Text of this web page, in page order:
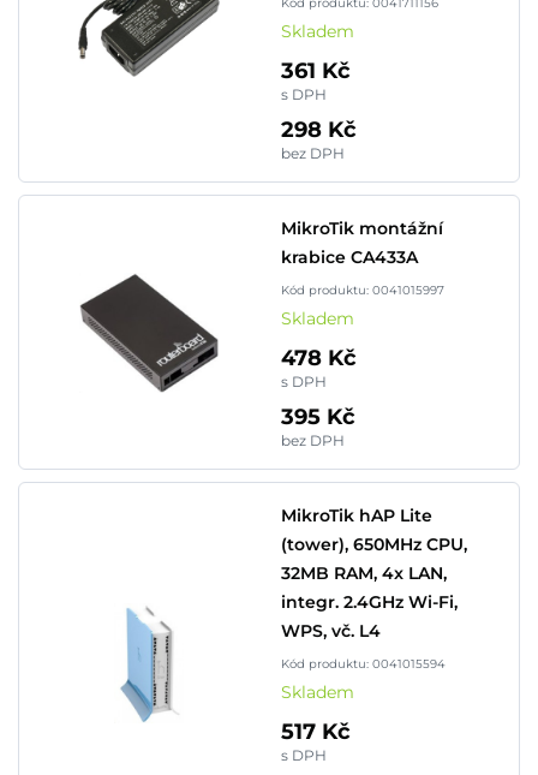
Skladem
361 Kč
s DPH
298 Kč
bez DPH
MikroTik montážní
krabice CA433A
Kód produktu: 0041015997
Skladem
478 Kč
s DPH
395 Kč
bez DPH
MikroTik hAP Lite
(tower), 650MHz CPU,
32MB RAM, 4x LAN,
integr. 2.4GHz Wi-Fi,
WPS, vč. L4
Kód produktu: 0041015594
Skladem
517 Kč
s DPH